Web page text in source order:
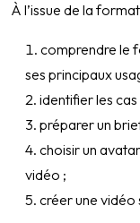
À l’issue de la
comprendre le
ses principaux
identifier les
préparer un
choisir un
vidéo ;
créer une vidéo